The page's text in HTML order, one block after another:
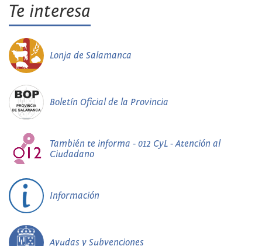
Te interesa
Lonja de Salamanca
Boletín Oficial de la Provincia
También te informa - 012 CyL - Atención al
Ciudadano
Información
Ayudas y Subvenciones